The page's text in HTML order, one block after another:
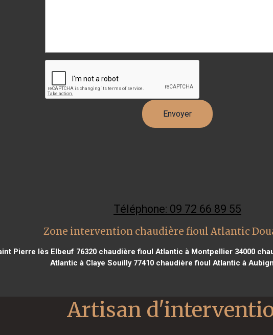
Téléphone: 09 72 66 89 55
Zone intervention chaudière fioul Atlantic
Pierre lès Elbeuf 76320 chaudière fioul Atlantic à Montpellier 34000
Atlantic à Claye Souilly 77410chaudière fioul Atlantic à
Artisan